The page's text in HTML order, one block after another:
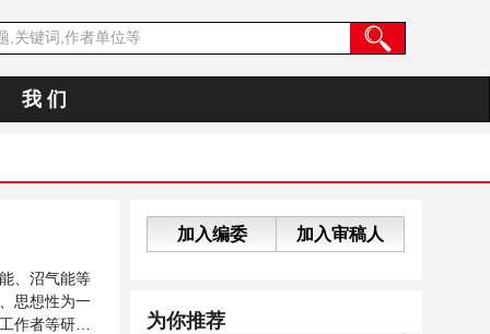
我 们
、沼气能等
思想性为一
作者等研究
加入编委 加入审稿人
为你推荐